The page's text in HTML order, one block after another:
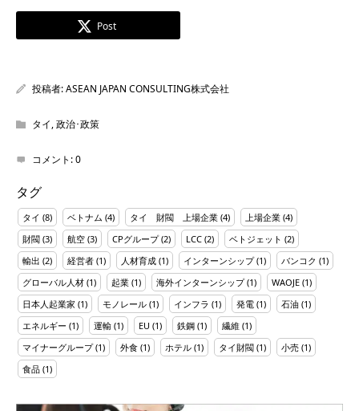
Post
投稿者:ASEAN JAPAN CONSULTING株式会社
タイ,政治･政策
コメント:0
タグ
タイ (8) ベトナム (4) タイ 財閥 上場企業 (4) 上場企業 (4)
財閥 (3) 航空 (3) CPグループ(2) LCC (2) ベトジェット (2)
輸出 (2) 経営者 (1) 人材育成 (1) インターンシップ(1) バンコク (1)
グローバル人材 (1) 起業 (1) 海外インターンシップ(1) WAOJE (1)
日本人起業家 (1) モノレール (1) インフラ (1) 発電 (1) 石油 (1)
エネルギー (1) 運輸 (1) EU (1) 鉄鋼 (1) 繊維 (1)
マイナーグループ(1) 外食 (1) ホテル (1) タイ財閥 (1) 小売 (1)
食品 (1)